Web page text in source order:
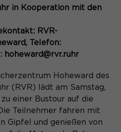
System dieser
Diese Basis-Cookies sind
damit Ihr Besuch auf der
und flüssig wird:
es der Website, Sie
und somit Ihre Sitzung
Login für einen
Bereich die Benutzer-
Wert (sog.
zum entsprechenden
des Nutzers.
die automatische
Inc.
in Kooperation mit den
RVR-
Telefon:
hoheward@rvr.ruhr
Hoheward des
(RVR) lädt am Samstag,
zu einer Bustour auf die
Teilnehmer fahren mit
Gipfel und genießen von